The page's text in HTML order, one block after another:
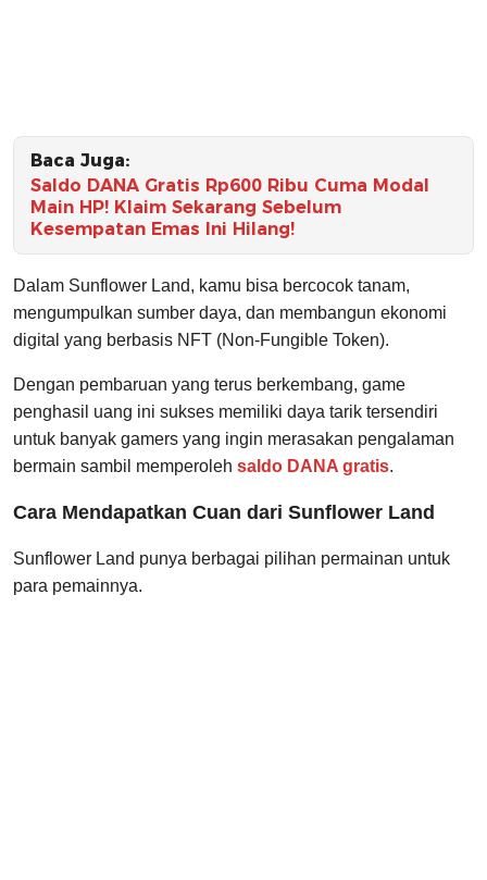
Baca Juga:
Saldo DANA Gratis Rp600 Ribu Cuma Modal
Main HP! Klaim Sekarang Sebelum
Kesempatan Emas Ini Hilang!
Dalam Sunflower Land, kamu bisa bercocok tanam,
mengumpulkan sumber daya, dan membangun ekonomi
digital yang berbasis NFT (Non-Fungible Token).
Dengan pembaruan yang terus berkembang, game
penghasil uang ini sukses memiliki daya tarik tersendiri
untuk banyak gamers yang ingin merasakan pengalaman
bermain sambil memperoleh saldo DANA gratis.
Cara Mendapatkan Cuan dari Sunflower Land
Sunflower Land punya berbagai pilihan permainan untuk
para pemainnya.